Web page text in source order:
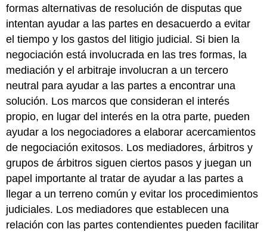
formas alternativas de resolución de disputas que
intentan ayudar a las partes en desacuerdo a evitar
el tiempo y los gastos del litigio judicial. Si bien la
negociación está involucrada en las tres formas, la
mediación y el arbitraje involucran a un tercero
neutral para ayudar a las partes a encontrar una
solución. Los marcos que consideran el interés
propio, en lugar del interés en la otra parte, pueden
ayudar a los negociadores a elaborar acercamientos
de negociación exitosos. Los mediadores, árbitros y
grupos de árbitros siguen ciertos pasos y juegan un
papel importante al tratar de ayudar a las partes a
llegar a un terreno común y evitar los procedimientos
judiciales. Los mediadores que establecen una
relación con las partes contendientes pueden facilitar